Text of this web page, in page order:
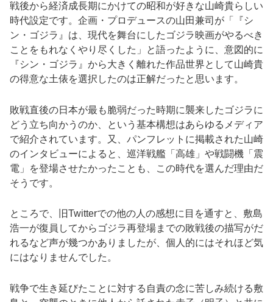
戦後から経済成長期にかけての昭和が好きな山崎貴らしい
時代設定です。企画・プロデュースの山田兼司が「『シ
ン・ゴジラ』は、現代を舞台にしたゴジラ映画がやるべき
ことをもれなくやり尽くした」と語ったように、意図的に
『シン・ゴジラ』から大きく離れた作品世界として山崎貴
の得意な土俵を選択したのは正解だったと思います。
敗戦直後の日本が最も脆弱だった時期に襲来したゴジラに
どう立ち向かうのか、という基本構想はあらゆるメディア
で紹介されています。又、パンフレットに掲載された山崎
のインタビューによると、巡洋戦艦「高雄」や戦闘機「震
電」を登場させたかったことも、この時代を選んだ理由だ
そうです。
ところで、旧Twitterでの他の人の感想に目を通すと、敷島
浩一が復員してからゴジラ再登場までの敗戦後の描写がだ
れるなど声が幾つかありましたが、個人的にはそれほど気
にはなりませんでした。
戦争で生き延びたことに対する自責の念に苦しみ続ける敷